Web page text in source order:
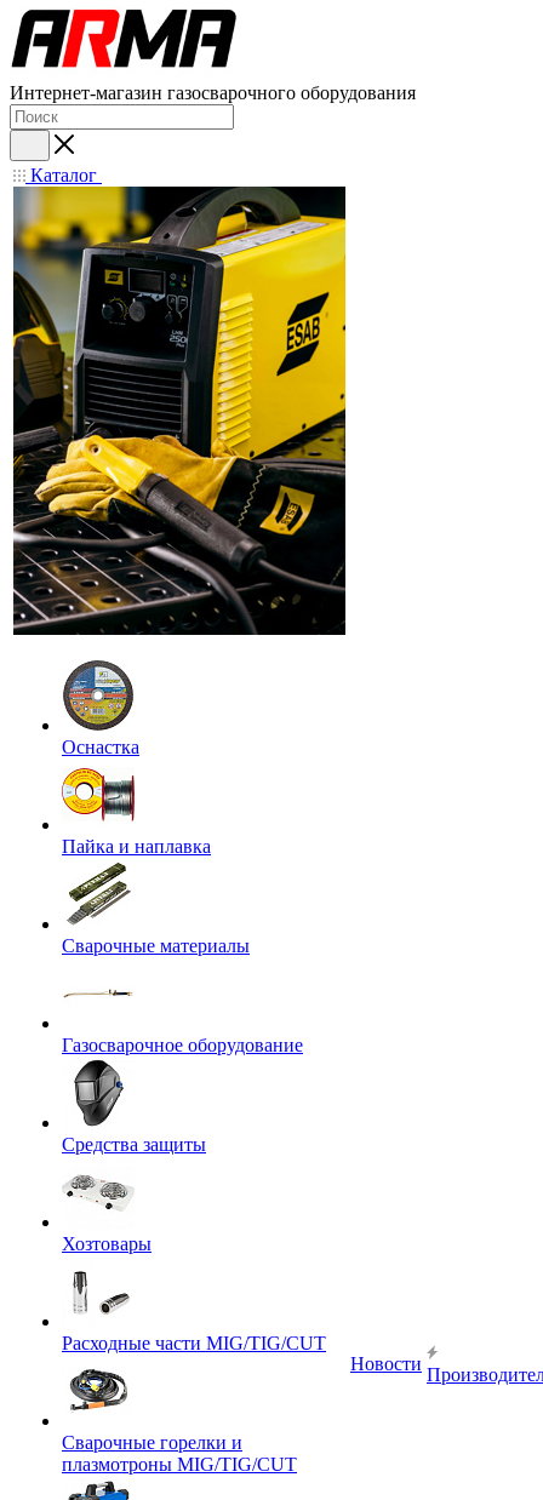
Интернет-магазин газосварочного оборудования
Каталог
Оснастка
Пайка и наплавка
Сварочные материалы
Газосварочное оборудование
Средства защиты
Хозтовары
Расходные части MIG/TIG/CUT
Сварочные горелки и
плазмотроны MIG/TIG/CUT
Новости